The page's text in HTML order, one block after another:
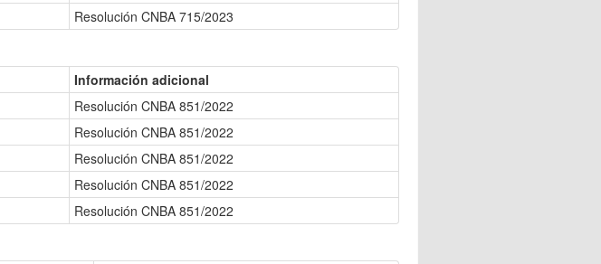
Resolución CNBA 715/2023
Información adicional
Resolución CNBA 851/2022
Resolución CNBA 851/2022
Resolución CNBA 851/2022
Resolución CNBA 851/2022
Resolución CNBA 851/2022